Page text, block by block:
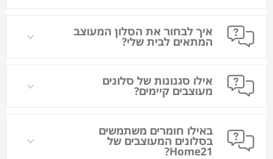
איך לבחור את הסלון המעוצב
המתאים לבית שלי?
אילו סגנונות של סלונים
מעוצבים קיימים?
באילו חומרים משתמשים
בסלונים המעוצבים של
Home21?